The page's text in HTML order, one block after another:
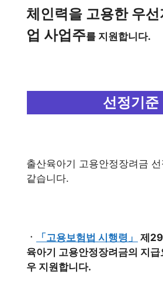
체인력을 고용한 우선
업 사업주를 지원합니다.
선정기준
출산육아기 고용안정장려금
같습니다.
ㆍ 「고용보험법 시행령」
제
육아기 고용안정장려금의 지급
우 지원합니다.